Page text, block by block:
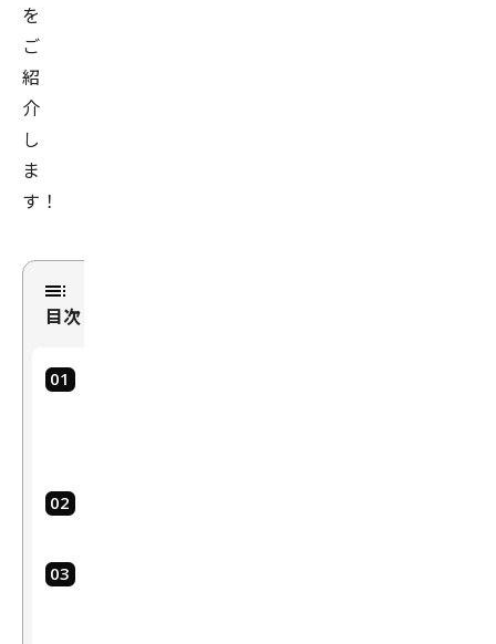
を
ご
紹
介
し
ま
す！
目次